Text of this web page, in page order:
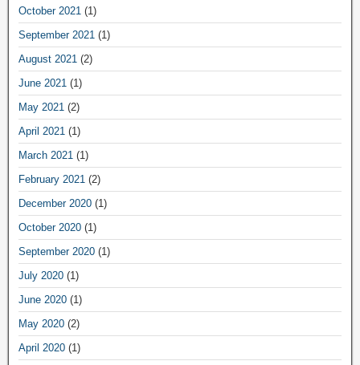
October 2021 (1)
September 2021 (1)
August 2021 (2)
June 2021 (1)
May 2021 (2)
April 2021 (1)
March 2021 (1)
February 2021 (2)
December 2020 (1)
October 2020 (1)
September 2020 (1)
July 2020 (1)
June 2020 (1)
May 2020 (2)
April 2020 (1)